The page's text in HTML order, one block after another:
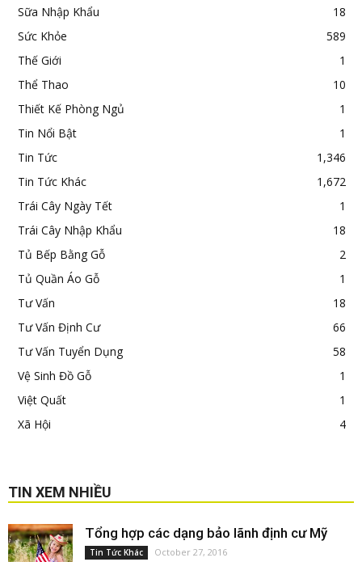
Sữa Nhập Khẩu
18
Sức Khỏe
589
Thế Giới
1
Thể Thao
10
Thiết Kế Phòng Ngủ
1
Tin Nổi Bật
1
Tin Tức
1,346
Tin Tức Khác
1,672
Trái Cây Ngày Tết
1
Trái Cây Nhập Khẩu
18
Tủ Bếp Bằng Gỗ
2
Tủ Quần Áo Gỗ
1
Tư Vấn
18
Tư Vấn Định Cư
66
Tư Vấn Tuyển Dụng
58
Vệ Sinh Đồ Gỗ
1
Việt Quất
1
Xã Hội
4
TIN XEM NHIỀU
Tổng hợp các dạng bảo lãnh định cư Mỹ
Tin Tức Khác October 27, 2016